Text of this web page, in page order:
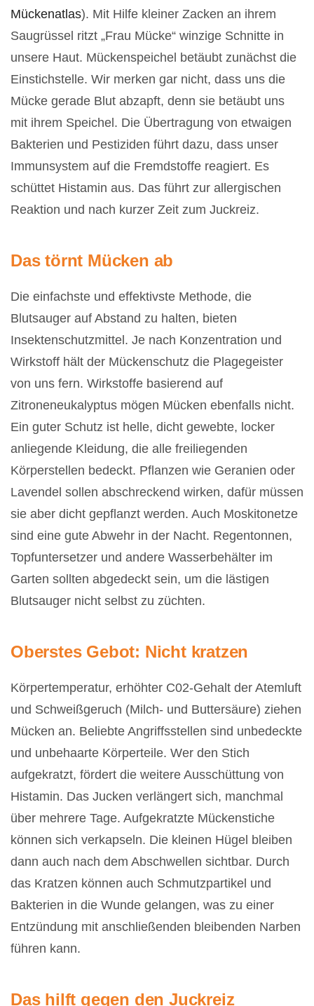
Mückenatlas). Mit Hilfe kleiner Zacken an ihrem
Saugrüssel ritzt „Frau Mücke“ winzige Schnitte in
unsere Haut. Mückenspeichel betäubt zunächst die
Einstichstelle. Wir merken gar nicht, dass uns die
Mücke gerade Blut abzapft, denn sie betäubt uns
mit ihrem Speichel. Die Übertragung von etwaigen
Bakterien und Pestiziden führt dazu, dass unser
Immunsystem auf die Fremdstoffe reagiert. Es
schüttet Histamin aus. Das führt zur allergischen
Reaktion und nach kurzer Zeit zum Juckreiz.
Das törnt Mücken ab
Die einfachste und effektivste Methode, die
Blutsauger auf Abstand zu halten, bieten
Insektenschutzmittel. Je nach Konzentration und
Wirkstoff hält der Mückenschutz die Plagegeister
von uns fern. Wirkstoffe basierend auf
Zitroneneukalyptus mögen Mücken ebenfalls nicht.
Ein guter Schutz ist helle, dicht gewebte, locker
anliegende Kleidung, die alle freiliegenden
Körperstellen bedeckt. Pflanzen wie Geranien oder
Lavendel sollen abschreckend wirken, dafür müssen
sie aber dicht gepflanzt werden. Auch Moskitonetze
sind eine gute Abwehr in der Nacht. Regentonnen,
Topfuntersetzer und andere Wasserbehälter im
Garten sollten abgedeckt sein, um die lästigen
Blutsauger nicht selbst zu züchten.
Oberstes Gebot: Nicht kratzen
Körpertemperatur, erhöhter C02-Gehalt der Atemluft
und Schweißgeruch (Milch- und Buttersäure) ziehen
Mücken an. Beliebte Angriffsstellen sind unbedeckte
und unbehaarte Körperteile. Wer den Stich
aufgekratzt, fördert die weitere Ausschüttung von
Histamin. Das Jucken verlängert sich, manchmal
über mehrere Tage. Aufgekratzte Mückenstiche
können sich verkapseln. Die kleinen Hügel bleiben
dann auch nach dem Abschwellen sichtbar. Durch
das Kratzen können auch Schmutzpartikel und
Bakterien in die Wunde gelangen, was zu einer
Entzündung mit anschließenden bleibenden Narben
führen kann.
Das hilft gegen den Juckreiz